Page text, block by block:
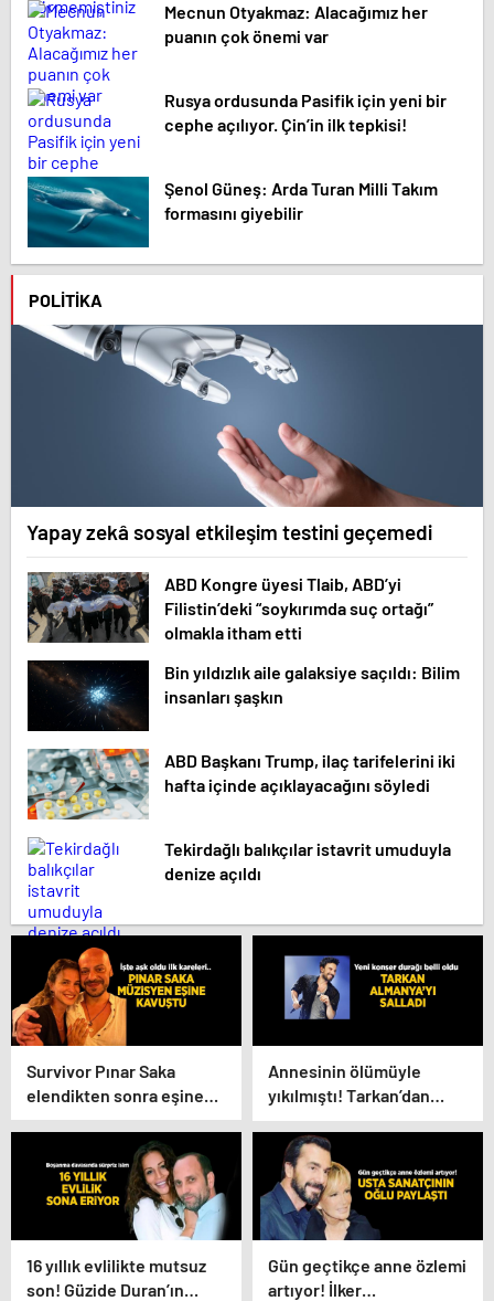
Mecnun Otyakmaz: Alacağımız her
puanın çok önemi var
Rusya ordusunda Pasifik için yeni bir
cephe açılıyor. Çin’in ilk tepkisi!
Şenol Güneş: Arda Turan Milli Takım
formasını giyebilir
POLITIKA
Yapay zekâ sosyal etkileşim testini geçemedi
ABD Kongre üyesi Tlaib, ABD’yi
Filistin’deki “soykırımda suç ortağı”
olmakla itham etti
Bin yıldızlık aile galaksiye saçıldı: Bilim
insanları şaşkın
ABD Başkanı Trump, ilaç tarifelerini iki
hafta içinde açıklayacağını söyledi
Tekirdağlı balıkçılar istavrit umuduyla
denize açıldı
Survivor Pınar Saka
elendikten sonra eşine
kavuştu! Aşk dolu
fotoğrafını Instagram’dan
paylaştı
Annesinin ölümüyle
yıkılmıştı! Tarkan’dan
konser paylaşımı
16 yıllık evlilikte mutsuz
son! Güzide Duran’ın
Gün geçtikçe anne özlemi
artıyor! İlker